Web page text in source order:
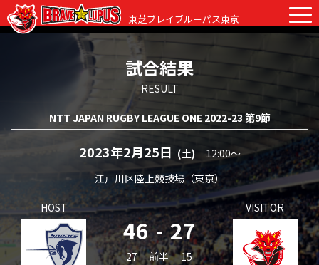
東芝ブレイブルーパス東京
グッズ ファンクラブ
観戦ガイド
初めての観戦
ラグビーって何？
会場紹介
クラブからのお願い
ニュース
試合日程・結果
選手・スタッフ
選手
スタッフ
クラブ情報
クラブ情報
アカデミー
試合結果
RESULT
NTT JAPAN RUGBY LEAGUE ONE 2022-23 第9節
2023年2月25日 (土)
12:00〜
江戸川区陸上競技場（東京）
HOST
46 - 27
27 前半
15
VISITOR